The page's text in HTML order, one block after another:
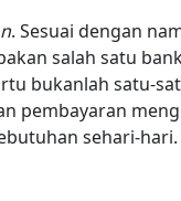
. Sesuai dengan
salah satu
bukanlah satu-
pembayaran
sehari-hari.